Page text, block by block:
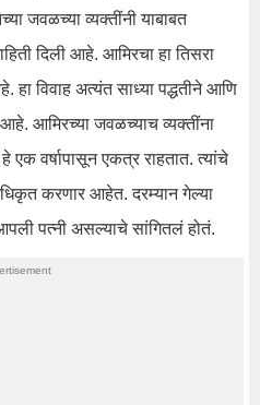
जवळच्या व्यक्तींनी याबाबत
दिली आहे. आमिरचा हा तिसरा
हा विवाह अत्यंत साध्या पद्धतीने आणि
आमिरच्या जवळच्याच व्यक्तींना
वर्षापासून एकत्र राहतात. त्यांचे
करणार आहेत. दरम्यान गेल्या
पत्नी असल्याचे सांगितलं होतं.